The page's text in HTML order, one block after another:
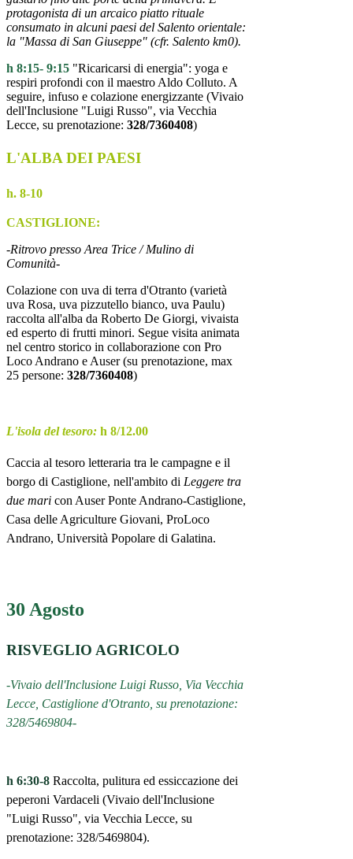
protagonista di un arcaico piatto rituale
consumato in alcuni paesi del Salento orientale:
la "Massa di San Giuseppe" (cfr. Salento km0).
h 8:15- 9:15 "Ricaricarsi di energia": yoga e
respiri profondi con il maestro Aldo Colluto. A
seguire, infuso e colazione energizzante (Vivaio
dell'Inclusione "Luigi Russo", via Vecchia
Lecce, su prenotazione: 328/7360408)
L'ALBA DEI PAESI
h. 8-10
CASTIGLIONE:
-Ritrovo presso Area Trice / Mulino di
Comunità-
Colazione con uva di terra d'Otranto (varietà
uva Rosa, uva pizzutello bianco, uva Paulu)
raccolta all'alba da Roberto De Giorgi, vivaista
ed esperto di frutti minori. Segue visita animata
nel centro storico in collaborazione con Pro
Loco Andrano e Auser (su prenotazione, max
25 persone: 328/7360408)
L'isola del tesoro: h 8/12.00
Caccia al tesoro letteraria tra le campagne e il
borgo di Castiglione, nell'ambito di Leggere tra
due mari con Auser Ponte Andrano-Castiglione,
Casa delle Agriculture Giovani, ProLoco
Andrano, Università Popolare di Galatina.
30 Agosto
RISVEGLIO AGRICOLO
-Vivaio dell'Inclusione Luigi Russo, Via Vecchia
Lecce, Castiglione d'Otranto, su prenotazione:
328/5469804-
h 6:30-8 Raccolta, pulitura ed essiccazione dei
peperoni Vardaceli (Vivaio dell'Inclusione
"Luigi Russo", via Vecchia Lecce, su
prenotazione: 328/5469804).